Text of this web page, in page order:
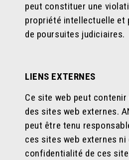
peut constituer une
propriété intellectuelle et
de poursuites judiciaires.
LIENS EXTERNES
Ce site web peut
des sites web externes.
peut être tenu
ces sites web externes ni
confidentialité de ces